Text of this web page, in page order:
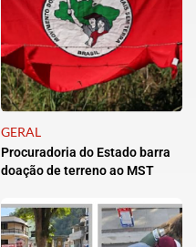
GERAL
Procuradoria do Estado barra
doação de terreno ao MST